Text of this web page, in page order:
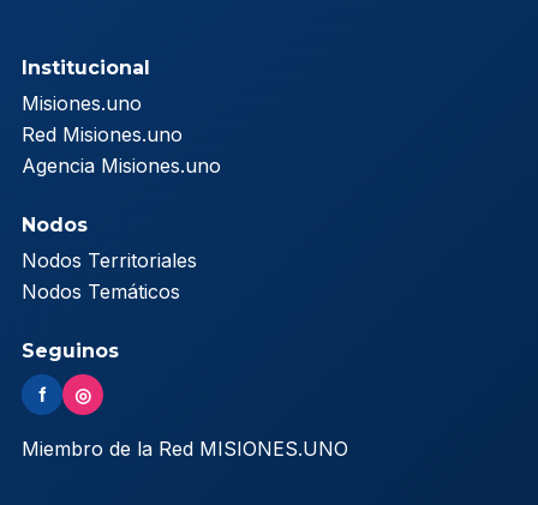
Institucional
Misiones.uno
Red Misiones.uno
Agencia Misiones.uno
Nodos
Nodos Territoriales
Nodos Temáticos
Seguinos
f ◎
Miembro de la Red MISIONES.UNO